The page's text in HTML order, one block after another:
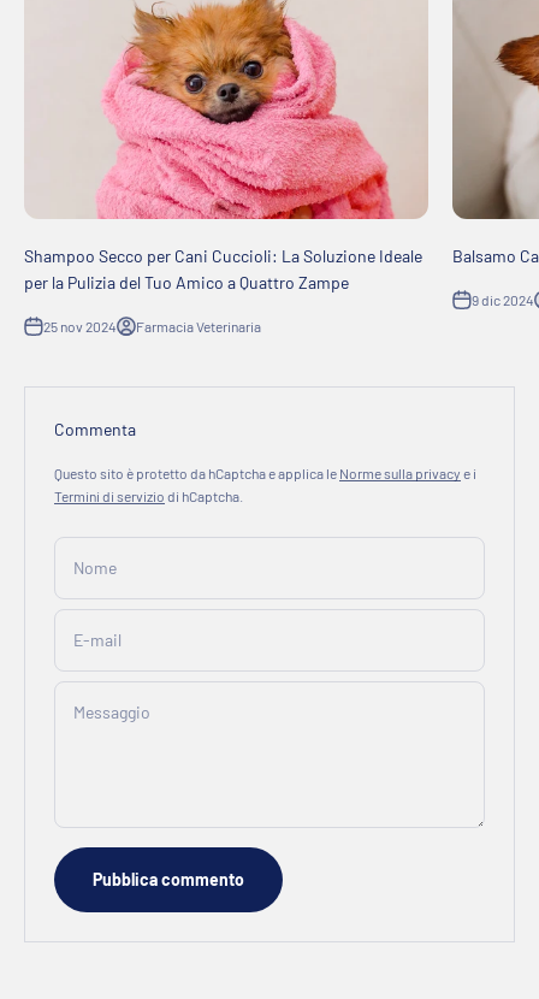
Shampoo Secco per Cani Cuccioli: La Soluzione Ideale
per la Pulizia del Tuo Amico a Quattro Zampe
25 nov 2024 Farmacia Veterinaria
Balsamo
9 dic 2024
Commenta
Questo sito è protetto da hCaptcha e applica le Norme sulla privacy e i
Termini di servizio di hCaptcha.
Nome
E-mail
Messaggio
Pubblica commento